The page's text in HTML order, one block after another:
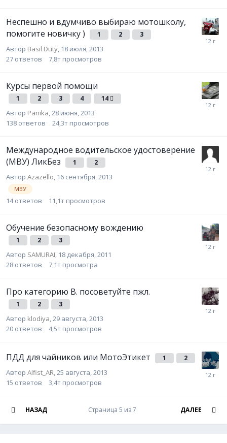
Неспешно и вдумчиво выбираю мотошколу,
помогите новичку )
1 2 3
Автор Basil Duty 18 июля, 2013
27 ответов 7,8т просмотров
Курсы первой помощи
1 2 3 4 14
Автор Panika 28 июня, 2013
138 ответов 24,3т просмотров
Международное водительское удостоверение
(МВУ) ЛикБез
1 2
Автор Azazello 16 сентября, 2013
МВУ
14 ответов 11,1т просмотров
Обучение безопасному вождению
1 2 3
Автор SAMURAI, 18 декабря, 2011
28 ответов 7,1т просмотра
Про категорию B. посоветуйте пжл.
1 2 3
Автор klodiya,29 августа, 2013
20 ответов 4,5т просмотров
ПДД для чайников или МотоЭтикет 1 2
Автор Alfist_AR,25 августа, 2013
15 ответов 3,4т просмотров
НАЗАД ДАЛЕЕ
Страница 5 из 7